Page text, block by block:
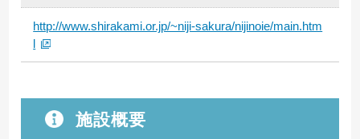
http://www.shirakami.or.jp/~niji-sakura/nijinoie/main.htm
l
施設概要